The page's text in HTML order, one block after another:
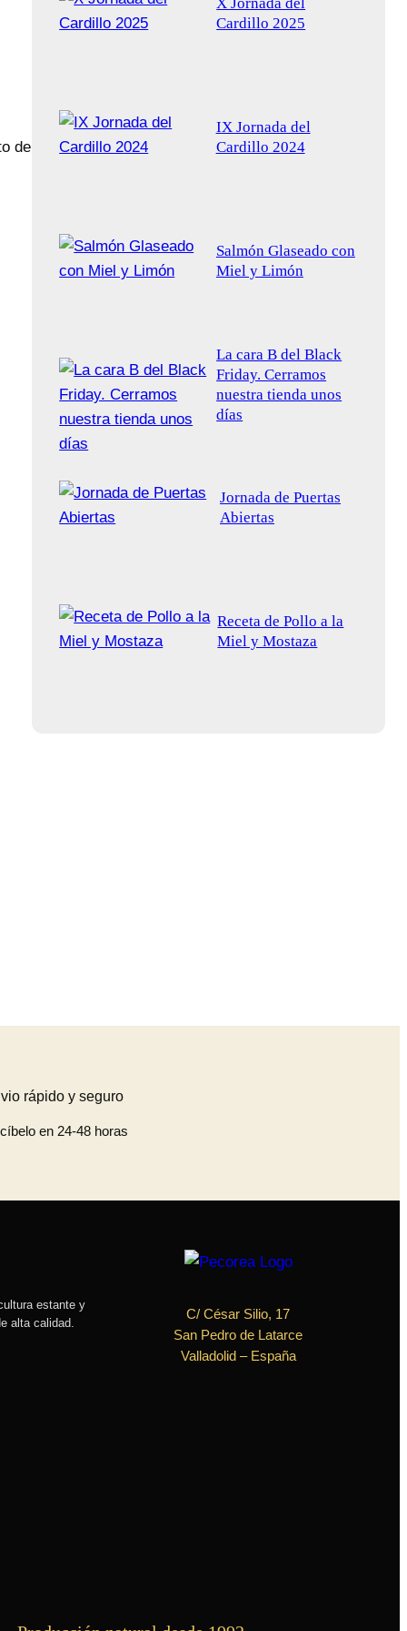
de
X Jornada del
Cardillo 2025
IX Jornada del
Cardillo 2024
Salmón Glaseado con
Miel y Limón
La cara B del Black
Friday. Cerramos
nuestra tienda unos
días
Jornada de Puertas
Abiertas
Receta de Pollo a la
Miel y Mostaza
rápido y seguro
en 24-48 horas
estante y
alta calidad.
C/ César Silio, 17
San Pedro de Latarce
Valladolid– España